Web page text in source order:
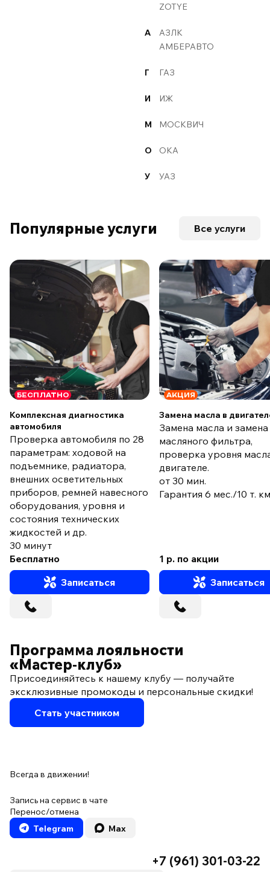
ZOTYE
А
АЗЛК
АМБЕРАВТО
Г ГАЗ
И ИЖ
М МОСКВИЧ
О ОКА
У УАЗ
Популярные услуги Все услуги
БЕСПЛАТНО
Комплексная диагностика
автомобиля
Проверка автомобиля по 28
параметрам: ходовой на
подъемнике, радиатора,
внешних осветительных
приборов, ремней навесного
оборудования, уровня и
состояния технических
жидкостей и др.
30 минут
Бесплатно
Записаться
АКЦИЯ
Замена масла в
Замена масла и замена
масляного фильтра,
проверка уровня
двигателе.
от 30 мин.
Гарантия 6 мес./10 т.
1 р. по акции
Записаться
Программа лояльности
«Мастер‑клуб»
Присоединяйтесь к нашему клубу — получайте
эксклюзивные промокоды и персональные скидки!
Стать участником
Всегда в движении!
Запись на сервис в чате
Перенос/отмена
Telegram
Max
+7 (961) 301-03-22